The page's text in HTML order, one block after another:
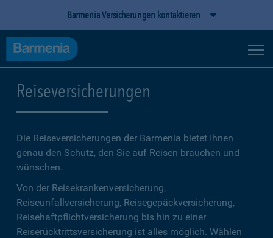
Barmenia Versicherungen kontaktieren
Reiseversicherungen
Die Reiseversicherungen der Barmenia bietet Ihnen
genau den Schutz, den Sie auf Reisen brauchen und
wünschen.
Von der Reisekrankenversicherung,
Reiseunfallversicherung, Reisegepäckversicherung,
Reisehaftpflichtversicherung bis hin zu einer
Reiserücktrittsversicherung ist alles möglich. Wählen